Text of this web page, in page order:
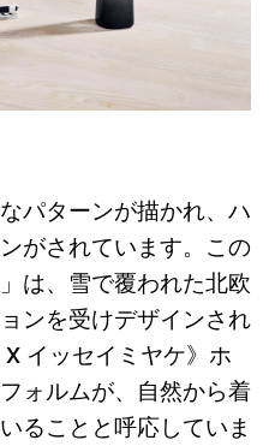
パターンが描かれ、ハ
がされています。この
は、雪で覆われた北欧
ンを受けデザインされ
イッセイミヤケ》ホ
ォルムが、自然から着
ることと呼応していま